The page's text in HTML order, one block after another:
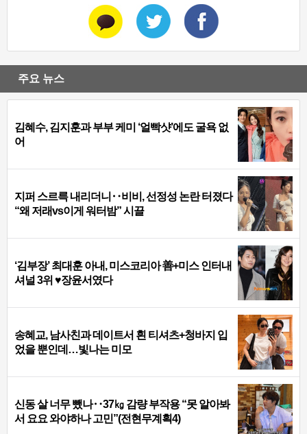
주요 뉴스
김혜수, 김지훈과 부부 케미 ‘얼빡샷’에도 굴욕 없
어
지퍼 스르륵 내리더니‥비비, 선정성 논란 터졌다
“왜 저래vs이게 워터밤” 시끌
‘김부장’ 최대훈 아내, 미스코리아 善+미스 인터내
셔널 3위 ♥장윤서였다
송혜교, 남사친과 데이트서 흰 티셔츠+청바지 입
었을 뿐인데…빛나는 미모
신동 살 너무 뺐나‥37㎏ 감량 부작용 “못 알아봐
서 요요 와야하나 고민”(전현무계획4)